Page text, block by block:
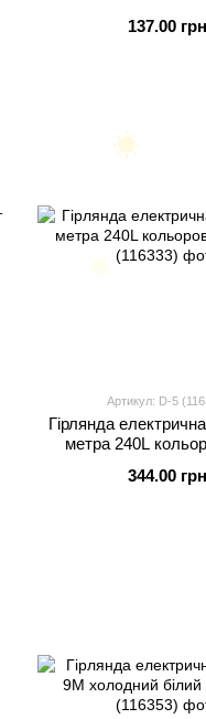
137.00 грн
Артикул: D-5
Гірлянда
метра 240L
344.00 грн